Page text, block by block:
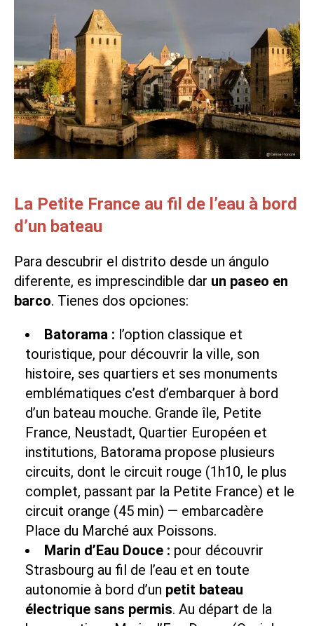
La Petite France au fil de l’eau à bord
d’un bateau
Para descubrir el distrito desde un ángulo
diferente, es imprescindible dar un paseo en
barco. Tienes dos opciones:
Batorama : l’option classique et
touristique, pour découvrir la ville, son
histoire, ses quartiers et ses monuments
emblématiques c’est d’embarquer à bord
d’un bateau mouche. Grande île, Petite
France, Neustadt, Quartier Européen et
institutions, Batorama propose plusieurs
circuits, dont le circuit rouge (1h10, le plus
complet, passant par la Petite France) et le
circuit orange (45 min) — embarcadère
Place du Marché aux Poissons.
Marin d’Eau Douce : pour découvrir
Strasbourg au fil de l’eau et en toute
autonomie à bord d’un petit bateau
électrique sans permis. Au départ de la